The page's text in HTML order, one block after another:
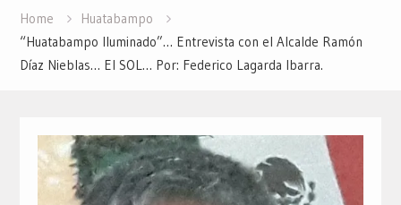
Home
Huatabampo
“Huatabampo Iluminado”… Entrevista con el Alcalde Ramón
Díaz Nieblas… El SOL… Por: Federico Lagarda Ibarra.